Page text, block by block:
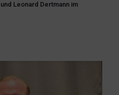
Leonard Dertmann im